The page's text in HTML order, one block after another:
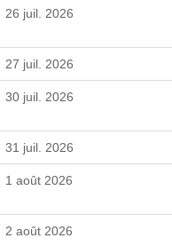
26 juil. 2026
27 juil. 2026
30 juil. 2026
31 juil. 2026
1 août 2026
2 août 2026